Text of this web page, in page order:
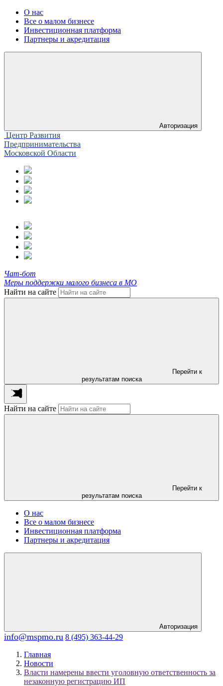
О нас
Все о малом бизнесе
Инвестиционная платформа
Партнеры и акредитация
Авторизация
Центр Развития
Предпринимательства
Московской Области
Чат-бот
Меры поддержки малого бизнеса в МО
Найти на сайте
Перейти к
результатам поиска
Найти на сайте
Перейти к
результатам поиска
О нас
Все о малом бизнесе
Инвестиционная платформа
Партнеры и акредитация
Авторизация
info@mspmo.ru 8 (495) 363-44-29
Главная
Новости
Власти намерены ввести уголовную ответственность за
незаконную регистрацию ИП